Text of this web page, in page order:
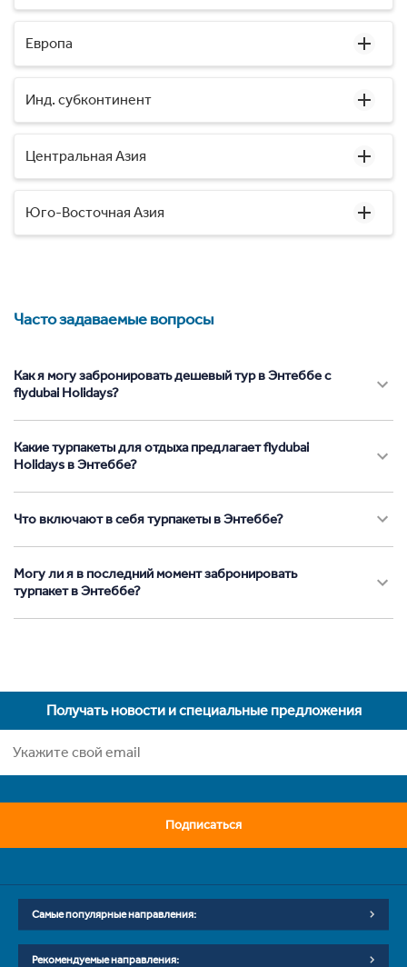
Европа
Инд. субконтинент
Центральная Азия
Юго-Восточная Азия
Часто задаваемые вопросы
Как я могу забронировать дешевый тур в Энтеббе с
flydubai Holidays?
Какие турпакеты для отдыха предлагает flydubai
Holidays в Энтеббе?
Что включают в себя турпакеты в Энтеббе?
Могу ли я в последний момент забронировать
турпакет в Энтеббе?
Получать новости и специальные предложения
Подписаться
Самые популярные направления:
Рекомендуемые направления: